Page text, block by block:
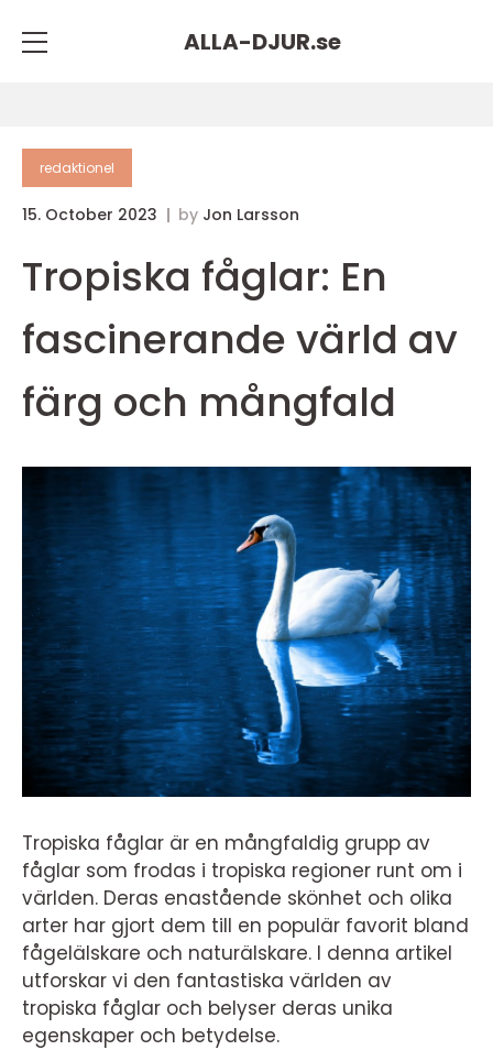
ALLA-DJUR.se
redaktionel
15. October 2023 by Jon Larsson
Tropiska fåglar: En
fascinerande värld av
färg och mångfald
Tropiska fåglar är en mångfaldig grupp av
fåglar som frodas i tropiska regioner runt om i
världen. Deras enastående skönhet och olika
arter har gjort dem till en populär favorit bland
fågelälskare och naturälskare. I denna artikel
utforskar vi den fantastiska världen av
tropiska fåglar och belyser deras unika
egenskaper och betydelse.